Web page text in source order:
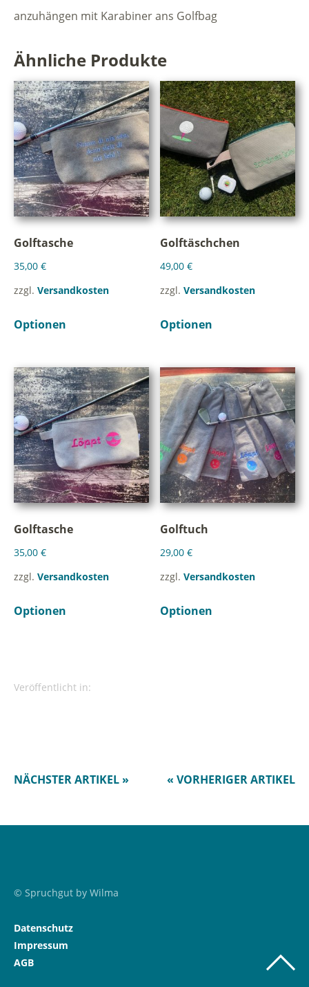
anzuhängen mit Karabiner ans Golfbag
Ähnliche Produkte
Golftasche
35,00 €
zzgl. Versandkosten
Optionen
Golftäschchen
49,00€
zzgl.Versandkosten
Optionen
Golftasche
35,00 €
zzgl. Versandkosten
Optionen
Golftuch
29,00€
zzgl.Versandkosten
Optionen
Veröffentlicht in:
NÄCHSTER ARTIKEL » « VORHERIGER ARTIKEL
© Spruchgut by Wilma
Datenschutz
Impressum
AGB